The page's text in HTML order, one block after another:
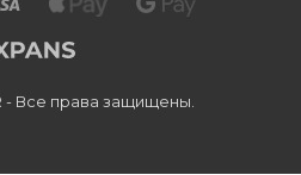
- Все права защищены.